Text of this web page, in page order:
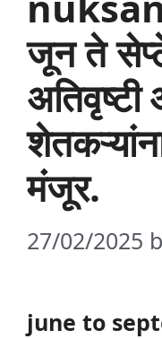
जून ते
अतिवृष्टी
मंजूर.
27/02/2025
june to